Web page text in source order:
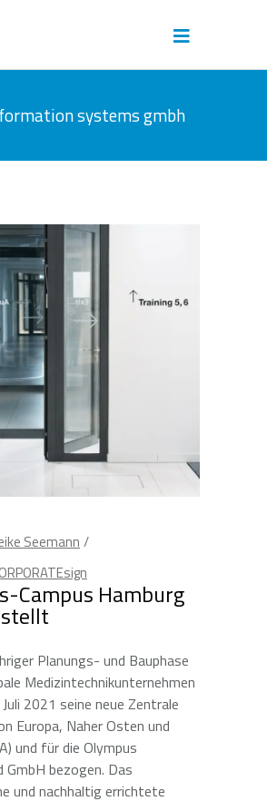
systems gmbh
Seemann
Campus Hamburg
Planungs- und Bauphase
Medizintechnikunternehmen
2021 seine neue Zentrale
Europa, Naher Osten und
und für die Olympus
GmbH bezogen. Das
und nachhaltig errichtete